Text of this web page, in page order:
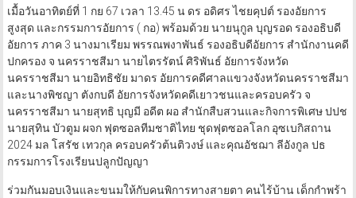
เมื้อวันอาทิตย์ที่ 1 กย 67 เวลา 13.45 น ดร อดิศร ไชยคุปต์ รองอัยการ
สูงสุด และกรรมการอัยการ ( กอ) พร้อมด้วย นายนุกูล บุญรอด รองอธิบดี
อัยการ ภาค 3 นางมาเรียม พรรณพงาพันธ์ รองอธิบดีอัยการ สำนักงานคดี
ปกครอง จ นครราชสีมา นายไตรรัตน์ ศิริพันธ์ อัยการจังหวัด
นครราชสีมา นายอิทธิชัย มาดร อัยการคดีศาลแขวงจังหวัดนครราชสีมา
และนางพิชญา ตังกบดี อัยการจังหวัดคดีเยาวชนและครอบครัว จ
นครราชสีมา นายสุทธิ บุญมี อดีต ผอ สำนักสืบสวนและกิจการพิเศษ ปปช
นายสุทิน บัวตูม ผจก ฟุตซอลทีมชาติไทย ชุดฟุตซอลโลก อุซเบกิสถาน
2024 มล โสรัช เทวกุล ครอบครัวต้นติวงษ์ และคุณอัชฌา ลีอังกูล ปธ
กรรมการโรงเรียนปลูกปัญญา
ร่วมกันมอบเงินและขนมให้กับคนพิการทางสายตา คนไร้บ้าน เด็กกำพร้า